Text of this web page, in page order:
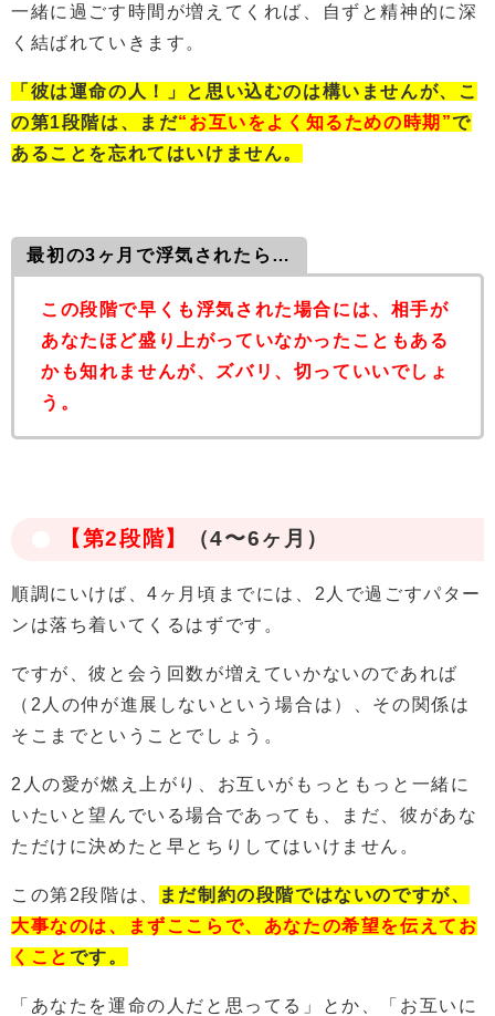
一緒に過ごす時間が増えてくれば、自ずと精神的に深
く結ばれていきます。
「彼は運命の人！」と思い込むのは構いませんが、こ
の第1段階は、まだ“お互いをよく知るための時期”で
あることを忘れてはいけません。
最初の3ヶ月で浮気されたら…
この段階で早くも浮気された場合には、相手が
あなたほど盛り上がっていなかったこともある
かも知れませんが、ズバリ、切っていいでしょ
う。
【第2段階】 （4〜6ヶ月）
順調にいけば、4ヶ月頃までには、2人で過ごすパター
ンは落ち着いてくるはずです。
ですが、彼と会う回数が増えていかないのであれば
（2人の仲が進展しないという場合は）、その関係は
そこまでということでしょう。
2人の愛が燃え上がり、お互いがもっともっと一緒に
いたいと望んでいる場合であっても、まだ、彼があな
ただけに決めたと早とちりしてはいけません。
この第2段階は、
まだ制約の段階ではないのですが、
大事なのは、まずここらで、あなたの希望を伝えてお
くこと です。
「あなたを運命の人だと思ってる」とか、「お互いに